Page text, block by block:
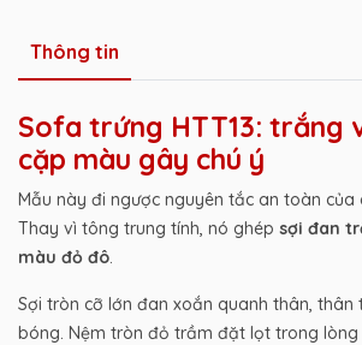
Thông tin
Sofa trứng HTT13: trắng
cặp màu gây chú ý
Mẫu này đi ngược nguyên tắc an toàn của
Thay vì tông trung tính, nó ghép sợi đan
màu đỏ đô
Sợi tròn cỡ lớn đan xoắn quanh thân, thân
bóng. Nệm tròn đỏ trầm đặt lọt trong lòng